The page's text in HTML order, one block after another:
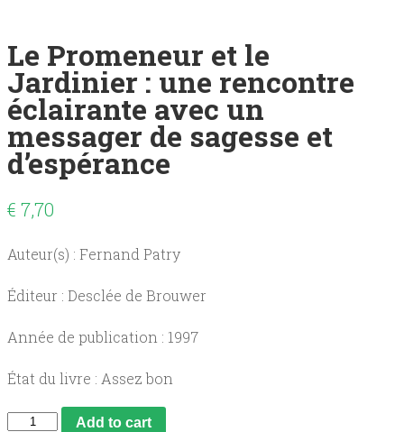
Le Promeneur et le
Jardinier : une rencontre
éclairante avec un
messager de sagesse et
d’espérance
€ 7,70
Auteur(s) : Fernand Patry
Éditeur : Desclée de Brouwer
Année de publication : 1997
État du livre : Assez bon
Le
Add to cart